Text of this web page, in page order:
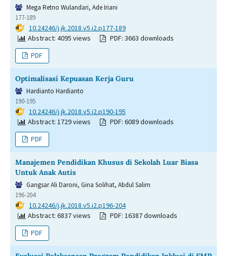
Mega Retno Wulandari, Ade Iriani
177-189
DOI: 10.24246/j.jk.2018.v5.i2.p177-189
Abstract: 4095 views
PDF: 3663 downloads
PDF
Optimalisasi Kepuasan Kerja Guru
Hardianto Hardianto
190-195
DOI: 10.24246/j.jk.2018.v5.i2.p190-195
Abstract: 1729 views
PDF: 6089 downloads
PDF
Manajemen Pendidikan Khusus di Sekolah Luar Biasa
Untuk Anak Autis
Gangsar Ali Daroni, Gina Solihat, Abdul Salim
196-204
DOI: 10.24246/j.jk.2018.v5.i2.p196-204
Abstract: 6837 views
PDF: 16387 downloads
PDF